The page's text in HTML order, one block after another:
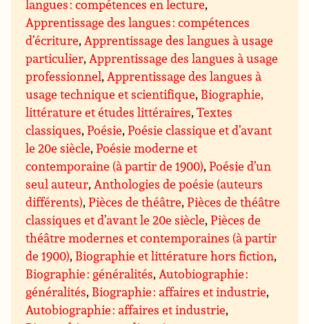
langues : compétences en lecture,
Apprentissage des langues : compétences
d’écriture,Apprentissage des langues à usage
particulier,Apprentissage des langues à usage
professionnel,Apprentissage des langues à
usage technique et scientifique, Biographie,
littérature et études littéraires,Textes
classiques,Poésie,Poésie classique et d’avant
le 20e siècle,Poésie moderne et
contemporaine (à partir de 1900),Poésie d’un
seul auteur,Anthologies de poésie (auteurs
différents),Pièces de théâtre,Pièces de théâtre
classiques et d’avant le 20e siècle,Pièces de
théâtre modernes et contemporaines (à partir
de 1900), Biographie et littérature hors fiction,
Biographie : généralités,Autobiographie :
généralités, Biographie : affaires et industrie,
Autobiographie : affaires et industrie,